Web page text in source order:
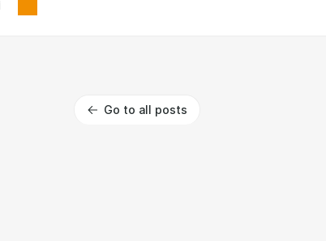
Go to all posts